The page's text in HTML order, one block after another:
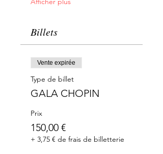
Billets
Vente expirée
Type de billet
GALA CHOPIN
Prix
150,00 €
+ 3,75 € de frais de billetterie